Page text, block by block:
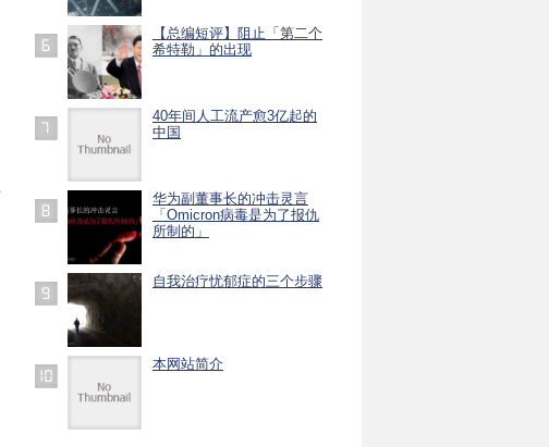
【总编短评】阻止「第二个
希特勒」的出现
40年间人工流产愈3亿起的
中国
华为副董事长的冲击灵言
「Omicron病毒是为了报仇
所制的」
自我治疗忧郁症的三个步骤
本网站简介